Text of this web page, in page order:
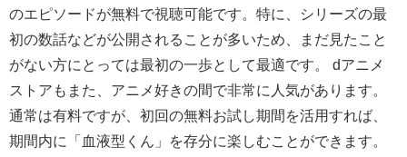
のエピソードが無料で視聴可能です。特に、シリーズの最
初の数話などが公開されることが多いため、まだ見たこと
がない方にとっては最初の一歩として最適です。 dアニメ
ストアもまた、アニメ好きの間で非常に人気があります。
通常は有料ですが、初回の無料お試し期間を活用すれば、
期間内に「血液型くん」を存分に楽しむことができます。